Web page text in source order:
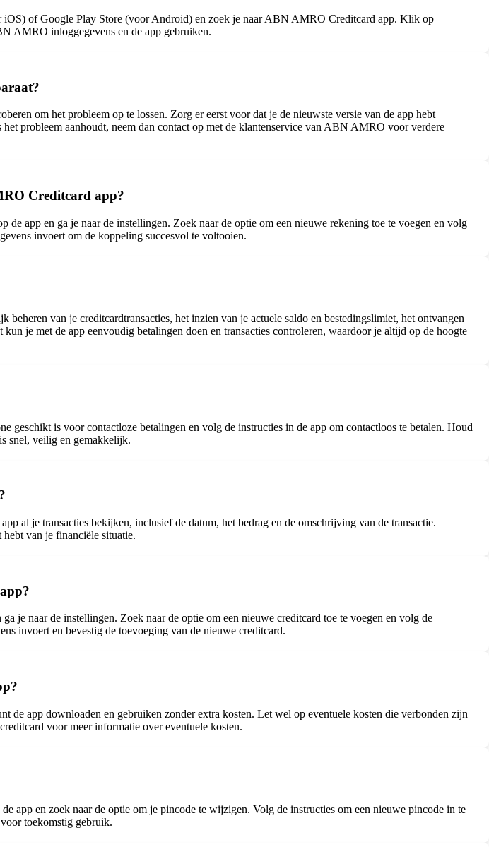
of Google Play Store (voor Android) en zoek je naar ABN AMRO Creditcard app. Klik op
AMRO inloggegevens en de app gebruiken.
om het probleem op te lossen. Zorg er eerst voor dat je de nieuwste versie van de app hebt
probleem aanhoudt, neem dan contact op met de klantenservice van ABN AMRO voor verdere
Creditcard app?
app en ga je naar de instellingen. Zoek naar de optie om een nieuwe rekening toe te voegen en volg
invoert om de koppeling succesvol te voltooien.
van je creditcardtransacties, het inzien van je actuele saldo en bestedingslimiet, het ontvangen
je met de app eenvoudig betalingen doen en transacties controleren, waardoor je altijd op de hoogte
is voor contactloze betalingen en volg de instructies in de app om contactloos te betalen. Houd
snel, veilig en gemakkelijk.
al je transacties bekijken, inclusief de datum, het bedrag en de omschrijving van de transactie.
van je financiële situatie.
je naar de instellingen. Zoek naar de optie om een nieuwe creditcard toe te voegen en volg de
invoert en bevestig de toevoeging van de nieuwe creditcard.
app downloaden en gebruiken zonder extra kosten. Let wel op eventuele kosten die verbonden zijn
voor meer informatie over eventuele kosten.
en zoek naar de optie om je pincode te wijzigen. Volg de instructies om een nieuwe pincode in te
toekomstig gebruik.